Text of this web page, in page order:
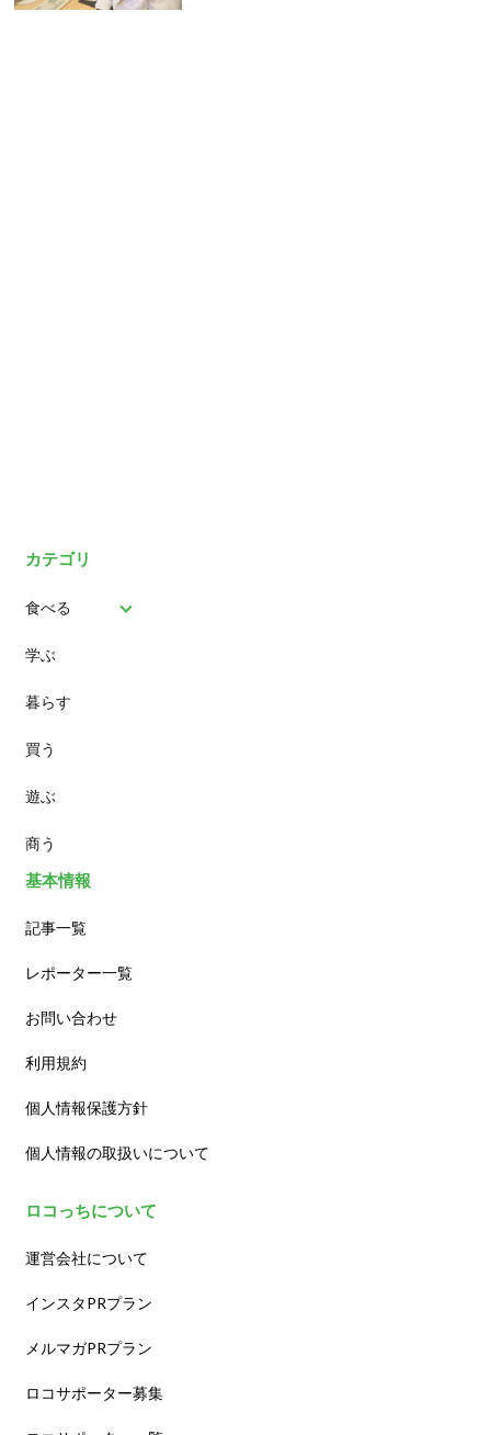
カテゴリ
食べる
パン
スイーツ
ランチ
カフェ
学ぶ
暮らす
買う
遊ぶ
商う
基本情報
記事一覧
レポーター一覧
お問い合わせ
利用規約
個人情報保護方針
個人情報の取扱いについて
ロコっちについて
運営会社について
インスタPRプラン
メルマガPRプラン
ロコサポーター募集